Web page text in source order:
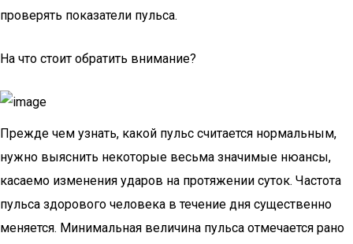
проверять показатели пульса.
На что стоит обратить внимание?
Прежде чем узнать, какой пульс считается нормальным,
нужно выяснить некоторые весьма значимые нюансы,
касаемо изменения ударов на протяжении суток. Частота
пульса здорового человека в течение дня существенно
меняется. Минимальная величина пульса отмечается рано